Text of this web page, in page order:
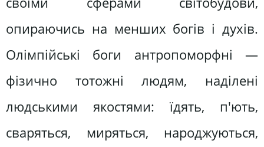
опираючись на менших богів і духів.
Олімпійські боги антропоморфні —
фізично тотожні людям, наділені
людськими якостями: їдять, п'ють,
сваряться, миряться, народжуються,